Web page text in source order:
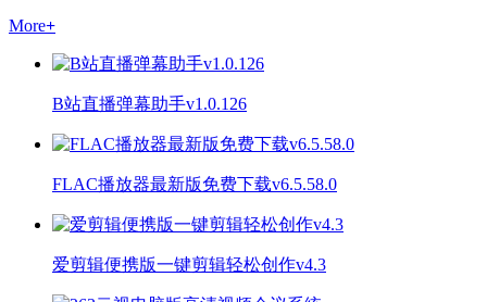
More+
B站直播弹幕助手v1.0.126
FLAC播放器最新版免费下载v6.5.58.0
爱剪辑便携版一键剪辑轻松创作v4.3